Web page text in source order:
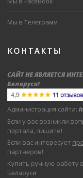
Мы в Телеграмм
КОНТАКТЫ
САЙТ НЕ ЯВЛЯЕТСЯ
Беларуси!
Администрация сайта:
Если у вас возникли
портала, пишите!
Если вас интересует
партнеров!
Купить ручную работу
Беларуси